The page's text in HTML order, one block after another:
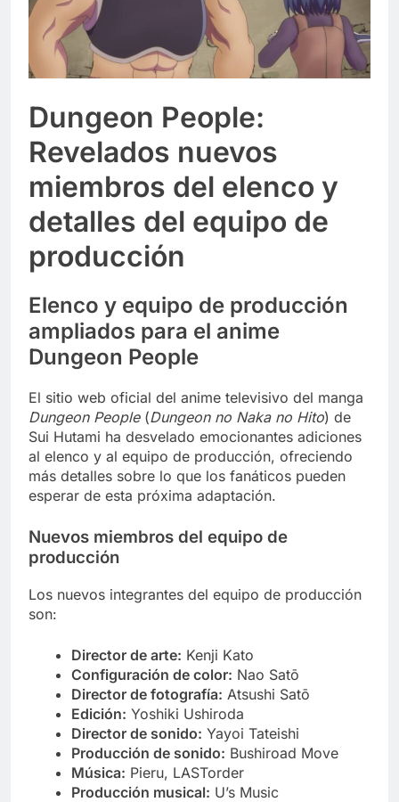
Dungeon People:
Revelados nuevos
miembros del elenco y
detalles del equipo de
producción
Elenco y equipo de producción
ampliados para el anime
Dungeon People
El sitio web oficial del anime televisivo del manga
Dungeon People(Dungeon no Naka no Hito) de
Sui Hutami ha desvelado emocionantes adiciones
al elenco y al equipo de producción, ofreciendo
más detalles sobre lo que los fanáticos pueden
esperar de esta próxima adaptación.
Nuevos miembros del equipo de
producción
Los nuevos integrantes del equipo de producción
son:
Director de arte: Kenji Kato
Configuración de color: Nao Satō
Director de fotografía: Atsushi Satō
Edición: Yoshiki Ushiroda
Director de sonido: Yayoi Tateishi
Producción de sonido: Bushiroad Move
Música: Pieru, LASTorder
Producción musical: U’s Music